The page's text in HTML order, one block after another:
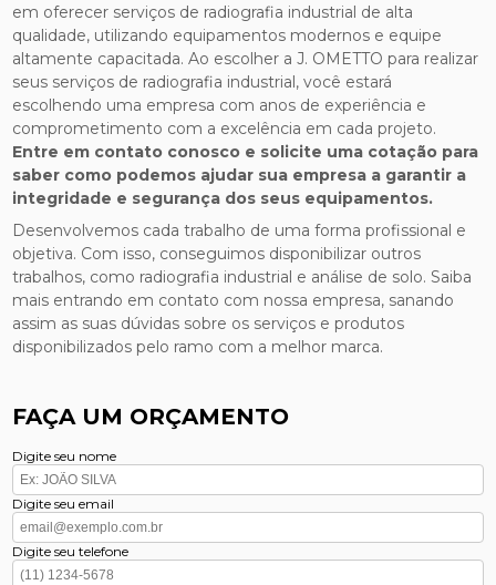
em oferecer serviços de radiografia industrial de alta
qualidade, utilizando equipamentos modernos e equipe
altamente capacitada. Ao escolher a J. OMETTO para realizar
seus serviços de radiografia industrial, você estará
escolhendo uma empresa com anos de experiência e
comprometimento com a excelência em cada projeto.
Entre em contato conosco e solicite uma cotação para
saber como podemos ajudar sua empresa a garantir a
integridade e segurança dos seus equipamentos.
Desenvolvemos cada trabalho de uma forma profissional e
objetiva. Com isso, conseguimos disponibilizar outros
trabalhos, como radiografia industrial e análise de solo. Saiba
mais entrando em contato com nossa empresa, sanando
assim as suas dúvidas sobre os serviços e produtos
disponibilizados pelo ramo com a melhor marca.
FAÇA UM ORÇAMENTO
Digite seu nome
Digite seu email
Digite seu telefone